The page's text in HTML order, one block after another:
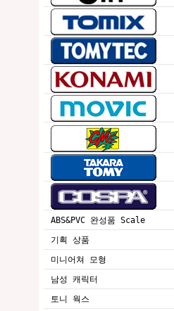
ABS&PVC 완성품 Scale
기획 상품
미니어쳐 모형
남성 캐릭터
토니 웍스